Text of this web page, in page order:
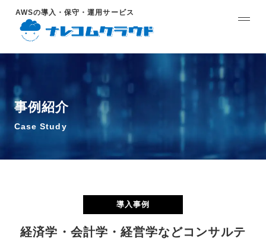
AWSの導入・保守・運用サービス
事例紹介
Case Study
導入事例
経済学・会計学・経営学などコンサルテ